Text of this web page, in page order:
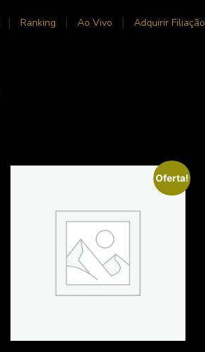
Ranking Ao Vivo Adquirir Filiação
Oferta!